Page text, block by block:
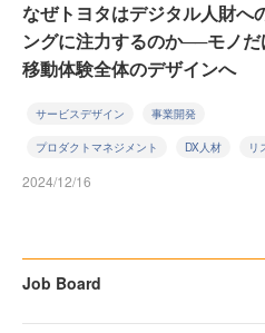
なぜトヨタはデジタル人財へ
ングに注力するのか──モノだ
移動体験全体のデザインへ
サービスデザイン 事業開発
プロダクトマネジメント DX人材 リ
2024/12/16
Job Board